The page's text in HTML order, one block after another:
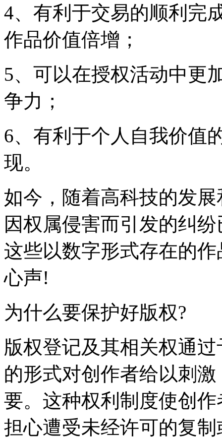
4、有利于交易的顺利完
作品价值倍增；
5、可以在授权活动中更
争力；
6、有利于个人自我价值
现。
如今，随着高科技的发
因权属侵害而引发的纠
这些以数字形式存在的
心声!
为什么要保护好版权?
版权登记及其相关权通
的形式对创作者给以刺
要。这种权利制度使创
担心遭受未经许可的复